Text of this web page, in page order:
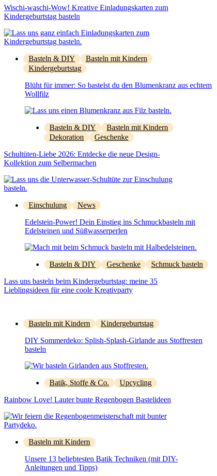
Wischi-waschi-Wow! Kreative Einladungskarten zum
Kindergeburtstag basteln
Basteln & DIY
Basteln mit Kindern
Kindergeburtstag
Blüht für immer: So bastelst du den Blumenkranz aus echtem
Wollfilz
Basteln & DIY
Basteln mit Kindern
Dekoration
Geschenke
Schultüten-Liebe 2026: Entdecke die neue Design-
Kollektion zum Selbermachen
Einschulung News
Edelstein-Power! Dein Einstieg ins Schmuckbasteln mit
Edelsteinen und Süßwasserperlen
Basteln & DIY Geschenke Schmuck basteln
Lass uns basteln beim Kindergeburtstag: meine 35
Lieblingsideen für eine coole Kreativparty
Basteln mit Kindern Kindergeburtstag
DIY Sommerdeko: Splish-Splash-Girlande aus Stoffresten
basteln
Batik, Stoffe & Co. Upcycling
Rainbow Love! Lauter bunte Regenbogen Bastelideen
Basteln mit Kindern
Unsere 13 beliebtesten Batik Techniken (mit DIY-
Anleitungen und Tipps)